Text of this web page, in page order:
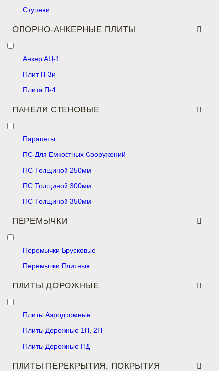
Ступени
ОПОРНО-АНКЕРНЫЕ ПЛИТЫ
Анкер АЦ-1
Плит П-3и
Плита П-4
ПАНЕЛИ СТЕНОВЫЕ
Парапеты
ПС Для Емкостных Сооружений
ПС Толщиной 250мм
ПС Толщиной 300мм
ПС Толщиной 350мм
ПЕРЕМЫЧКИ
Перемычки Брусковые
Перемычки Плитные
ПЛИТЫ ДОРОЖНЫЕ
Плиты Аэродромные
Плиты Дорожные 1П, 2П
Плиты Дорожные ПД
ПЛИТЫ ПЕРЕКРЫТИЯ, ПОКРЫТИЯ